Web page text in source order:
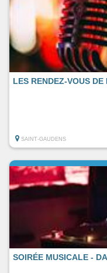
LES RENDEZ-VOUS
SAINT-GAUDENS
SOIRÉE MUSICALE -